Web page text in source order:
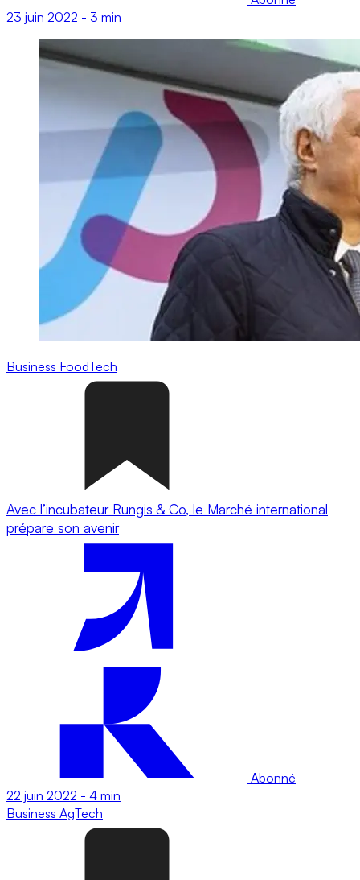
23 juin 2022 - 3 min
Business FoodTech
Avec l’incubateur Rungis & Co, le Marché international
prépare son avenir
Abonné
22 juin 2022 - 4 min
Business AgTech